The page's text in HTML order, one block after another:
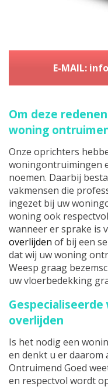
E-MAIL:
Om deze
woning
Onze oprichters
woningontruimingen
noemen. Daarbij
vakmensen die
ingezet bij uw
woning ook
wanneer er sprake is
overlijden of bij een
dat wij uw woning
Weesp graag
uw vloerbedekking
overlijden
Is het nodig een
en denkt u er daarom
Ontruimend Goed
en respectvol wordt